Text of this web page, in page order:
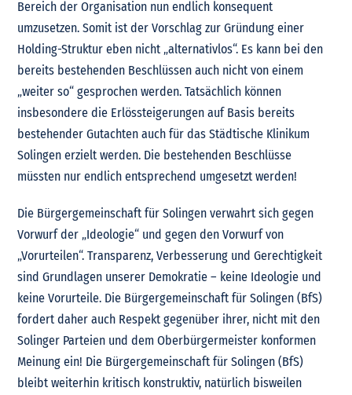
Bereich der Organisation nun endlich konsequent
umzusetzen. Somit ist der Vorschlag zur Gründung einer
Holding-Struktur eben nicht „alternativlos“. Es kann bei den
bereits bestehenden Beschlüssen auch nicht von einem
„weiter so“ gesprochen werden. Tatsächlich können
insbesondere die Erlössteigerungen auf Basis bereits
bestehender Gutachten auch für das Städtische Klinikum
Solingen erzielt werden. Die bestehenden Beschlüsse
müssten nur endlich entsprechend umgesetzt werden!
Die Bürgergemeinschaft für Solingen verwahrt sich gegen
Vorwurf der „Ideologie“ und gegen den Vorwurf von
„Vorurteilen“. Transparenz, Verbesserung und Gerechtigkeit
sind Grundlagen unserer Demokratie – keine Ideologie und
keine Vorurteile. Die Bürgergemeinschaft für Solingen (BfS)
fordert daher auch Respekt gegenüber ihrer, nicht mit den
Solinger Parteien und dem Oberbürgermeister konformen
Meinung ein! Die Bürgergemeinschaft für Solingen (BfS)
bleibt weiterhin kritisch konstruktiv, natürlich bisweilen